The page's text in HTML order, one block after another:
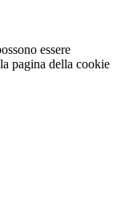
essere
pagina della cookie